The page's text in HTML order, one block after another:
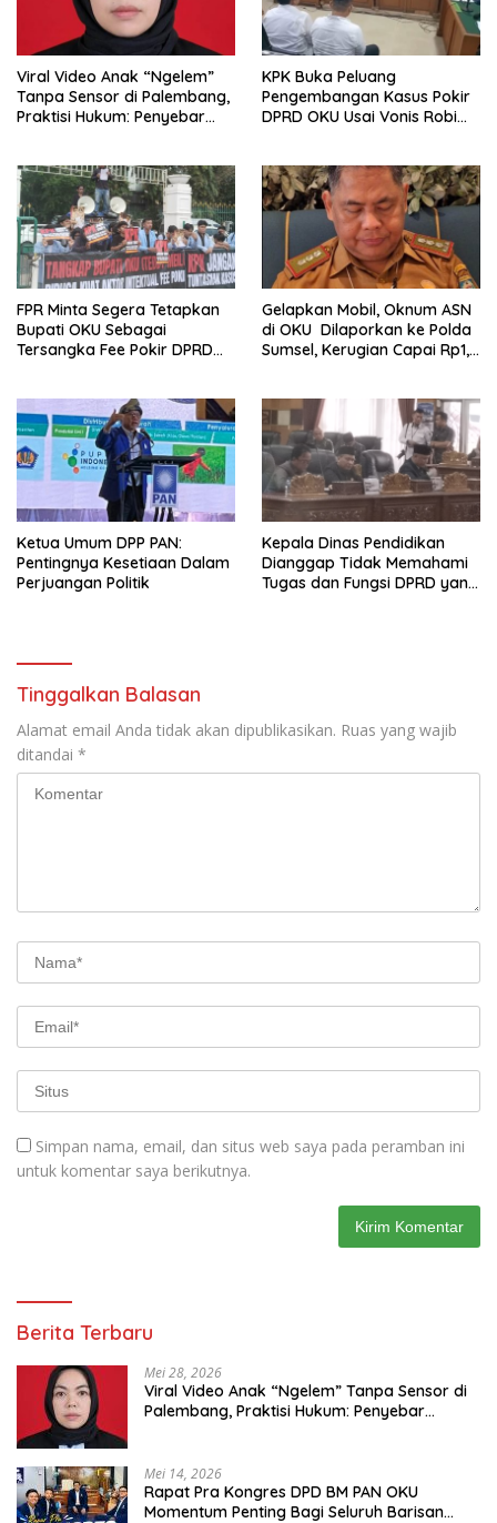
Viral Video Anak “Ngelem”
Tanpa Sensor di Palembang,
Praktisi Hukum: Penyebar
KPK Buka Peluang
Pengembangan Kasus Pokir
DPRD OKU Usai Vonis Robi
FPR Minta Segera Tetapkan
Bupati OKU Sebagai
Tersangka Fee Pokir DPRD
Gelapkan Mobil, Oknum ASN
di OKU Dilaporkan ke Polda
Sumsel, Kerugian Capai Rp1,2
Ketua Umum DPP PAN:
Pentingnya Kesetiaan Dalam
Perjuangan Politik
Kepala Dinas Pendidikan
Dianggap Tidak Memahami
Tugas dan Fungsi DPRD yang
Tinggalkan Balasan
Alamat email Anda tidak akan dipublikasikan. Ruas yang wajib
ditandai *
Simpan nama, email, dan situs web saya pada peramban ini
untuk komentar saya berikutnya.
Berita Terbaru
Mei 28, 2026
Viral Video Anak “Ngelem” Tanpa Sensor di
Palembang, Praktisi Hukum: Penyebar
Mei 14, 2026
Rapat Pra Kongres DPD BM PAN OKU
Momentum Penting Bagi Seluruh Barisan